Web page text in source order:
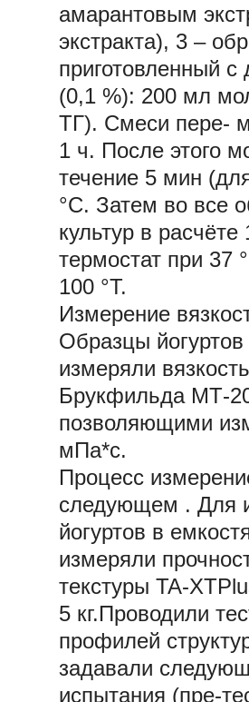
амарантовым
экстракта), 3 –
приготовленный
(0,1 %): 200 мл
ТГ). Смеси пере-
1 ч. После этого
течение 5 мин
°С. Затем во все
культур в
термостат при 37
100 °Т.
Измерение
Образцы
измеряли
Брукфильда МТ-
позволяющими
мПа*с.
Процесс
следующем . Для
йогуртов в
измеряли
текстуры TA-
5 кг.Проводили
профилей
задавали
испытания (пре-